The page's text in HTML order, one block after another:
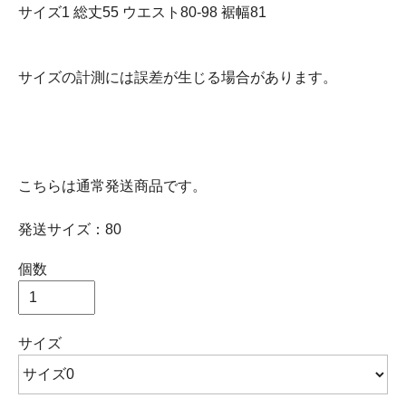
サイズ1 総丈55 ウエスト80-98 裾幅81
サイズの計測には誤差が生じる場合があります。
こちらは通常発送商品です。
発送サイズ：80
個数
サイズ